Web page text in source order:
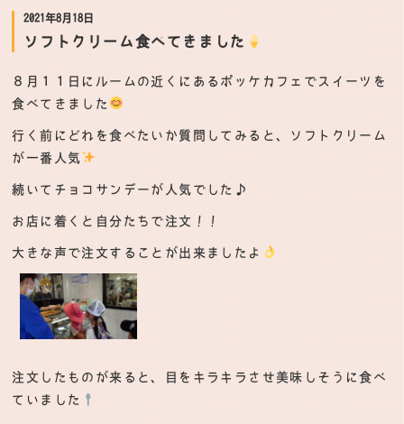
2021年8月18日
ソフトクリーム食べてきました
８月１１日にルームの近くにあるポッケカフェでスイーツを
食べてきました
行く前にどれを食べたいか質問してみると、ソフトクリーム
が一番人気
続いてチョコサンデーが人気でした♪
お店に着くと自分たちで注文！！
大きな声で注文することが出来ましたよ
注文したものが来ると、目をキラキラさせ美味しそうに食べ
ていました